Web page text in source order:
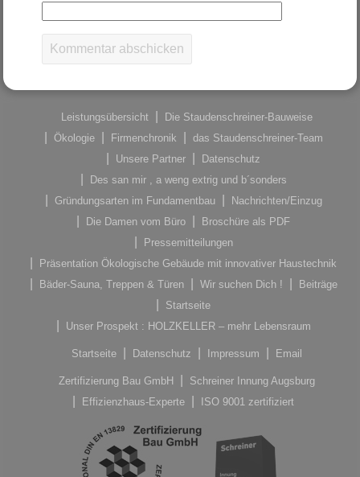
Leistungsübersicht
Die Staudenschreiner-Bauweise
Ökologie
Firmenchronik
das Staudenschreiner-Team
Unsere Partner
Datenschutz
Des san mir , a weng extrig und b´sonders
Gründungsarten im Fundamentbau
Nachrichten/Einzug
Die Damen vom Büro
Broschüre als PDF
Pressemitteilungen
Präsentation Ökologische Gebäude mit innovativer Haustechnik
Bäder-Sauna, Treppen & Türen
Wir suchen Dich !
Beiträge
Startseite
Unser Prospekt : HOLZKELLER – mehr Lebensraum
Startseite Datenschutz Impressum Email
Zertifizierung Bau GmbH
Schreiner Innung Augsburg
Effizienzhaus-Experte
ISO 9001 zertifiziert